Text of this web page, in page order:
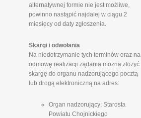
alternatywnej formie nie jest możliwe,
powinno nastąpić najdalej w ciągu 2
miesięcy od daty zgłoszenia.
Skargi i odwołania
Na niedotrzymanie tych terminów oraz na
odmowę realizacji żądania można złożyć
skargę do organu nadzorującego pocztą
lub drogą elektroniczną na adres:
Organ nadzorujący: Starosta
Powiatu Chojnickiego